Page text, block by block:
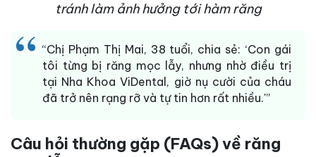
tránh làm ảnh hưởng tới hàm răng
“Chị Phạm Thị Mai, 38 tuổi, chia sẻ: ‘Con gái
tôi từng bị răng mọc lẫy, nhưng nhờ điều trị
tại Nha Khoa ViDental, giờ nụ cười của cháu
đã trở nên rạng rỡ và tự tin hơn rất nhiều.'”
Câu hỏi thường gặp (FAQs) về răng